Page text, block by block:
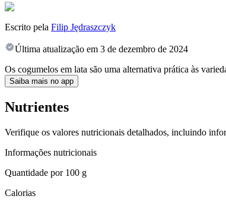
Escrito pela Filip Jędraszczyk
Última atualização em 3 de dezembro de 2024
Os cogumelos em lata são uma alternativa prática às
Saiba mais no app
Nutrientes
Verifique os valores nutricionais detalhados, incluindo
Informações nutricionais
Quantidade por100 g
Calorias